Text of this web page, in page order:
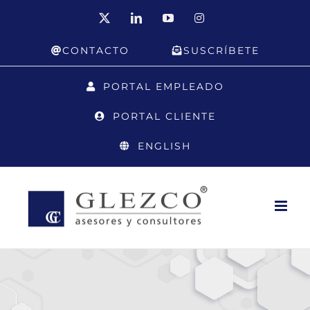
LinkedInYouTubeInstagram
CONTACTO SUSCRÍBETE
PORTAL EMPLEADO
PORTAL CLIENTE
ENGLISH